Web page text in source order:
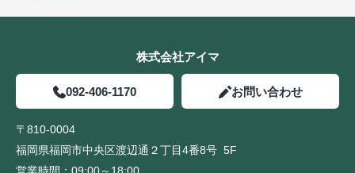
株式会社アイマ
092-406-1170 お問い合わせ
〒810-0004
福岡県福岡市中央区渡辺通２丁目4番8号 5F